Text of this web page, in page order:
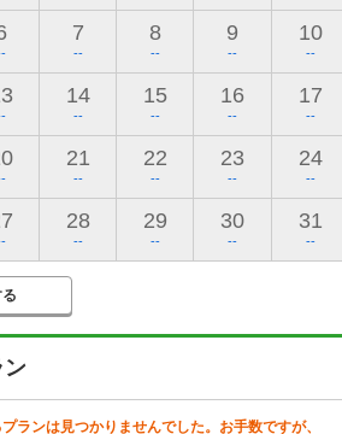
7
--
8
--
9
--
10
--
14
--
15
--
16
--
17
--
21
--
22
--
23
--
24
--
28
--
29
--
30
--
31
--
ン
ランは見つかりませんでした。お手数ですが、